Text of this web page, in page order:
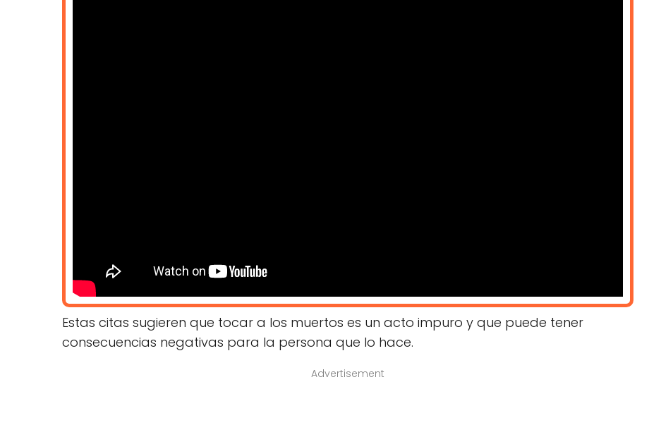
Estas citas sugieren que tocar a los muertos es un acto impuro y que puede tener
consecuencias negativas para la persona que lo hace.
Advertisement